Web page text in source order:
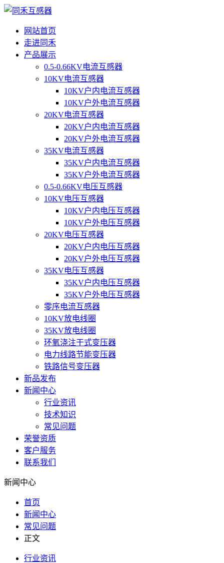
网站首页
走进同禾
产品展示
0.5-0.66KV电流互感器
10KV电流互感器
10KV户内电流互感器
10KV户外电流互感器
20KV电流互感器
20KV户内电流互感器
20KV户外电流互感器
35KV电流互感器
35KV户内电流互感器
35KV户外电流互感器
0.5-0.66KV电压互感器
10KV电压互感器
10KV户内电压互感器
10KV户外电压互感器
20KV电压互感器
20KV户内电压互感器
20KV户外电压互感器
35KV电压互感器
35KV户内电压互感器
35KV户外电压互感器
零序电流互感器
10KV放电线圈
35KV放电线圈
环氧浇注干式变压器
电力线路节能变压器
铁路信号变压器
新品发布
新闻中心
行业资讯
技术知识
常见问题
荣誉资质
客户服务
联系我们
新闻中心
首页
新闻中心
常见问题
正文
行业资讯